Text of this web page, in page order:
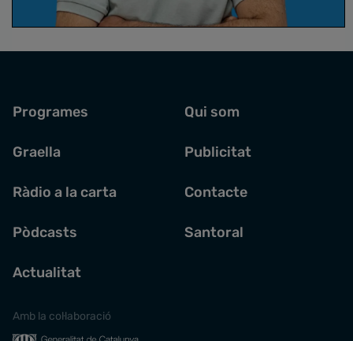
Supernova
Programes
Graella
Ràdio a la carta
Pòdcasts
Actualitat
Qui som
Publicitat
Contacte
Santoral
Amb la col·laboració